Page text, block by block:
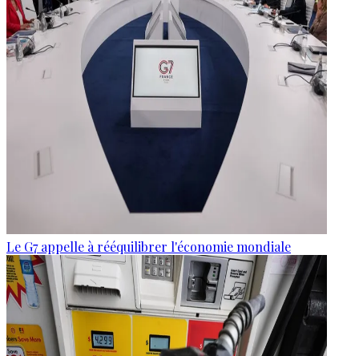
Le G7 appelle à rééquilibrer l'économie mondiale